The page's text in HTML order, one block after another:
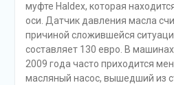
муфте Haldex, которая
оси. Датчик давления масла
причиной сложившейся
составляет 130 евро. В
2009 года часто приходится
масляный насос, вышедший из